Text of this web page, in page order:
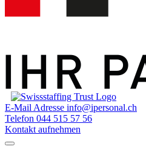
E-Mail Adresse info@ipersonal.ch
Telefon 044 515 57 56
Kontakt aufnehmen